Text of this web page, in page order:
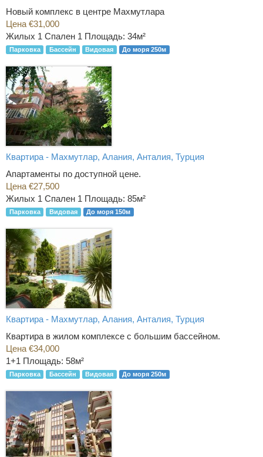
Новый комплекс в центре Махмутлара
Цена €31,000
Жилых 1 Спален 1 Площадь: 34м²
Парковка Бассейн Видовая До моря 250м
Квартира - Махмутлар, Алания, Анталия, Турция
Апартаменты по доступной цене.
Цена €27,500
Жилых 1 Спален 1 Площадь: 85м²
Парковка Видовая До моря 150м
Квартира - Махмутлар, Алания, Анталия, Турция
Квартира в жилом комплексе с большим бассейном.
Цена €34,000
1+1 Площадь: 58м²
Парковка Бассейн Видовая До моря 250м